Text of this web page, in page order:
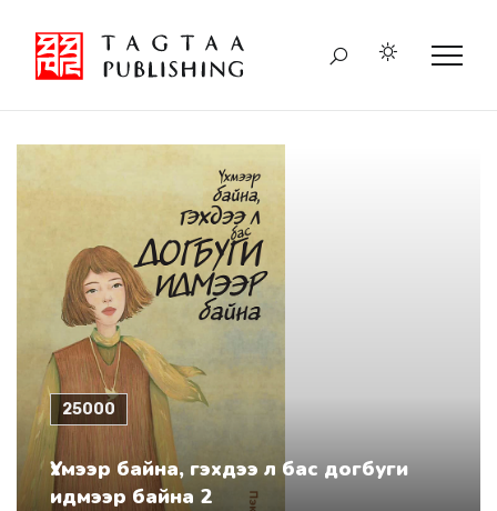
25000
Үхмээр байна, гэхдээ л бас догбуги
идмээр байна 2